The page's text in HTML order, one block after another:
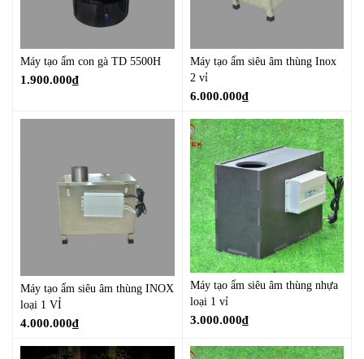
Máy tạo ẩm con gà TD 5500H
1.900.000₫
Máy tạo ẩm siêu âm thùng Inox
2 vỉ
6.000.000₫
Máy tạo ẩm siêu âm thùng INOX
loại 1 VỈ
4.000.000₫
Máy tạo ẩm siêu âm thùng nhựa
loại 1 vỉ
3.000.000₫